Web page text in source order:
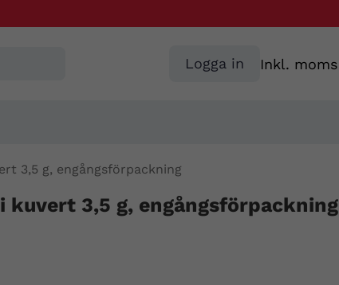
Logga in
Välj
3,5 g, engångsförpackning
kuvert 3,5 g, engångsförpackning